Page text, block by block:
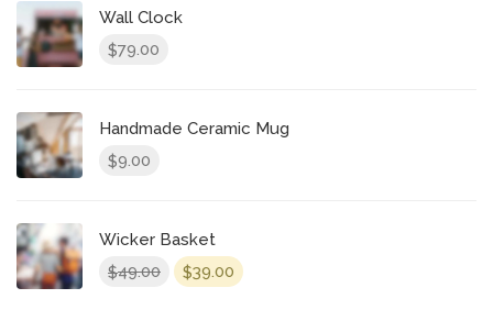
Wall Clock
$79.00
Handmade Ceramic Mug
$9.00
Wicker Basket
$49.00
El$39.00 El